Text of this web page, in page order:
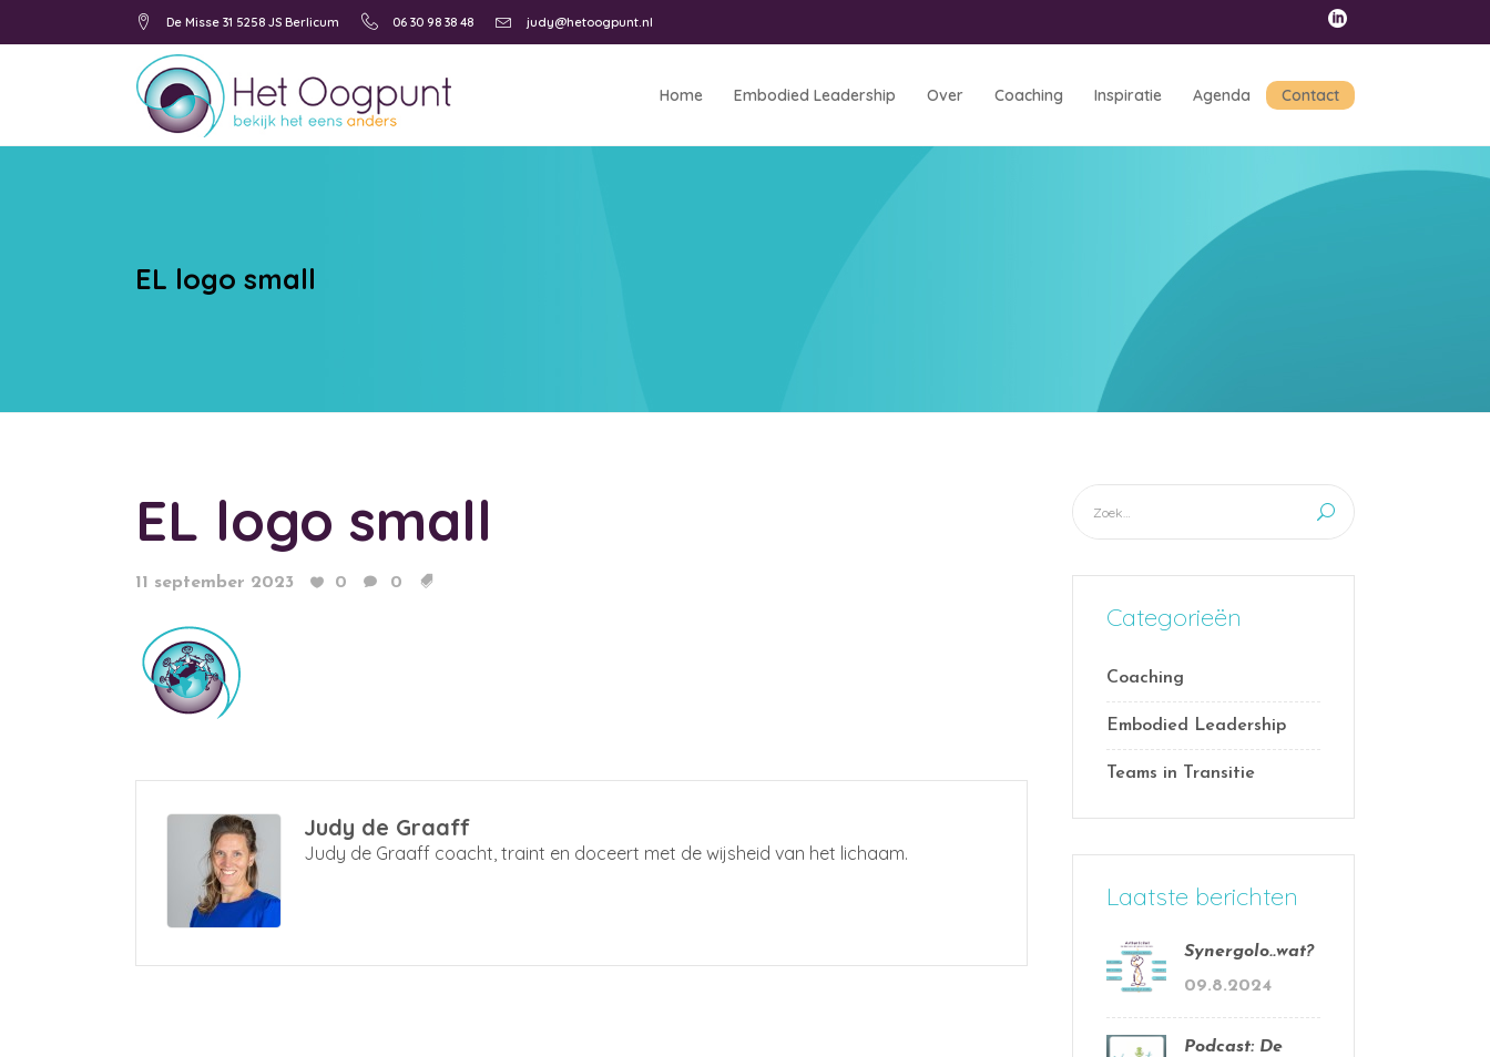
De Misse 31 5258 JS Berlicum 06 30 98 38 48 judy@hetoogpunt.nl
Home Embodied Leadership Over Coaching Inspiratie Agenda Contact
EL logo small
EL logo small
11 september 2023 0 0
Judy de Graaff
Judy de Graaff coacht, traint en doceert met de wijsheid van het lichaam.
Categorieën
Coaching
Embodied Leadership
Teams in Transitie
Laatste berichten
Synergolo..wat?
09.8.2024
Podcast: De